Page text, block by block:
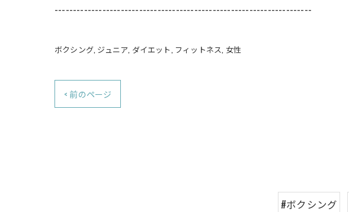
----------------------------------------------------------------------
ボクシング ジュニア ダイエット フィットネス 女性
< 前のページ
#ボクシング